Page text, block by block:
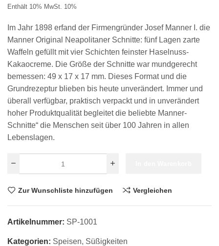
Enthält 10% MwSt. 10%
Im Jahr 1898 erfand der Firmengründer Josef Manner I. die
Manner Original Neapolitaner Schnitte: fünf Lagen zarte
Waffeln gefüllt mit vier Schichten feinster Haselnuss-
Kakaocreme. Die Größe der Schnitte war mundgerecht
bemessen: 49 x 17 x 17 mm. Dieses Format und die
Grundrezeptur blieben bis heute unverändert. Immer und
überall verfügbar, praktisch verpackt und in unverändert
hoher Produktqualität begleitet die beliebte Manner-
Schnitte“ die Menschen seit über 100 Jahren in allen
Lebenslagen.
Zur Wunschliste hinzufügen Vergleichen
Artikelnummer: SP-1001
Kategorien: Speisen, Süßigkeiten